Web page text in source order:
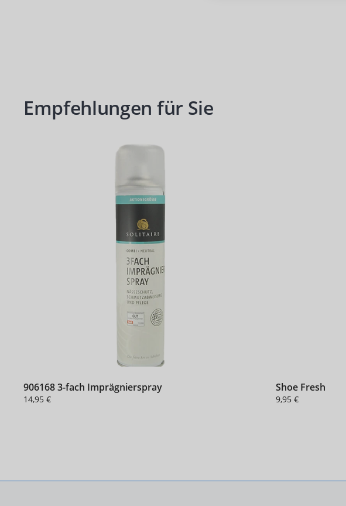
Produktgalerie überspringen
Empfehlungen für Sie
906168 3-fach Imprägnierspray
14,95 €
Shoe Fresh
9,95 €